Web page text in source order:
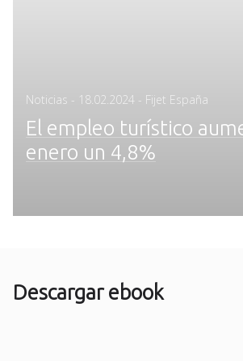
Noticias - Posted
on
18.02.2024 - Fijet España
El empleo turístico
enero un 4,8%
Descargar ebook